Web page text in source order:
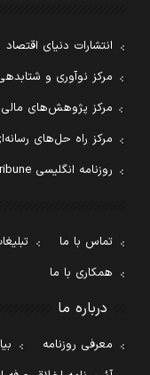
انتشارات دنیای اقتصاد
مرکز نوآوری و
مرکز پژوهش‌های مالی
مرکز راه حل‌های
روزنامه انگلیسی Financial Tribune
تماس با ما
همکاری با ما
درباره ما
معرفی روزنامه